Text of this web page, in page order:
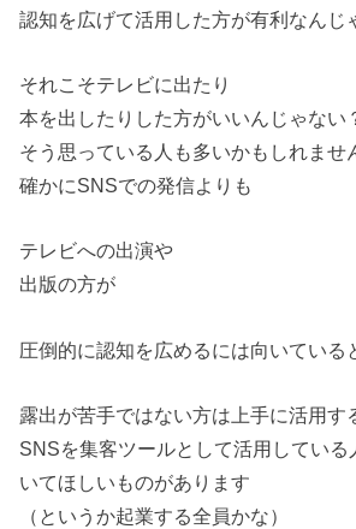
認知を広げて活用した方が有利なんじ
それこそテレビに出たり
本を出したりした方がいいんじゃない
そう思っている人も多いかもしれませ
確かにSNSでの発信よりも
テレビへの出演や
出版の方が
圧倒的に認知を広めるには向いている
露出が苦手ではない方は上手に活用す
SNSを集客ツールとして活用している
いてほしいものがあります
（というか起業する全員かな）